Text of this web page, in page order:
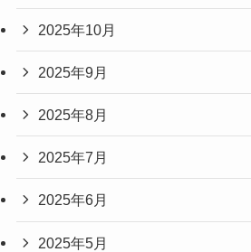
2025年10月
2025年9月
2025年8月
2025年7月
2025年6月
2025年5月